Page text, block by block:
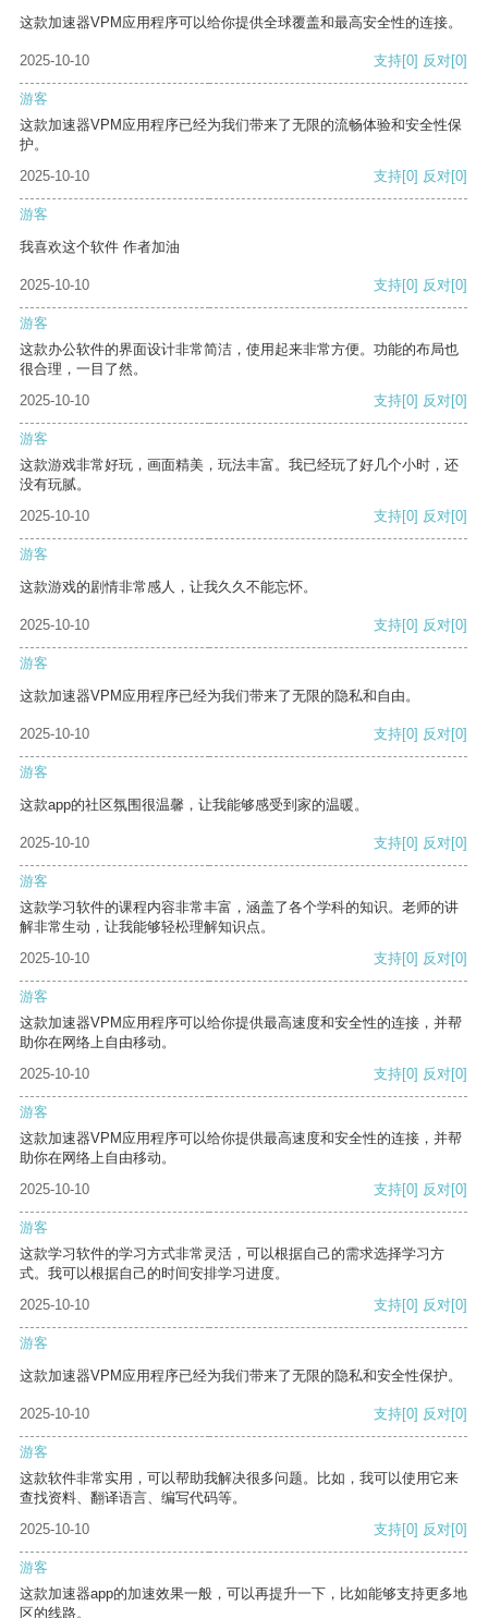
这款加速器VPM应用程序可以给你提供全球覆盖和最高安全性的连接。
2025-10-10 支持[0] 反对[0]
游客
这款加速器VPM应用程序已经为我们带来了无限的流畅体验和安全性保
护。
2025-10-10
支持[0] 反对[0]
游客
我喜欢这个软件 作者加油
2025-10-10 支持[0] 反对[0]
游客
这款办公软件的界面设计非常简洁，使用起来非常方便。功能的布局也
很合理，一目了然。
2025-10-10
支持[0] 反对[0]
游客
这款游戏非常好玩，画面精美，玩法丰富。我已经玩了好几个小时，还
没有玩腻。
2025-10-10
支持[0] 反对[0]
游客
这款游戏的剧情非常感人，让我久久不能忘怀。
2025-10-10 支持[0] 反对[0]
游客
这款加速器VPM应用程序已经为我们带来了无限的隐私和自由。
2025-10-10 支持[0] 反对[0]
游客
这款app的社区氛围很温馨，让我能够感受到家的温暖。
2025-10-10 支持[0] 反对[0]
游客
这款学习软件的课程内容非常丰富，涵盖了各个学科的知识。老师的讲
解非常生动，让我能够轻松理解知识点。
2025-10-10
支持[0] 反对[0]
游客
这款加速器VPM应用程序可以给你提供最高速度和安全性的连接，并帮
助你在网络上自由移动。
2025-10-10
支持[0] 反对[0]
游客
这款加速器VPM应用程序可以给你提供最高速度和安全性的连接，并帮
助你在网络上自由移动。
2025-10-10
支持[0] 反对[0]
游客
这款学习软件的学习方式非常灵活，可以根据自己的需求选择学习方
式。我可以根据自己的时间安排学习进度。
2025-10-10
支持[0] 反对[0]
游客
这款加速器VPM应用程序已经为我们带来了无限的隐私和安全性保护。
2025-10-10 支持[0] 反对[0]
游客
这款软件非常实用，可以帮助我解决很多问题。比如，我可以使用它来
查找资料、翻译语言、编写代码等。
2025-10-10
支持[0] 反对[0]
游客
这款加速器app的加速效果一般，可以再提升一下，比如能够支持更多地
区的线路。